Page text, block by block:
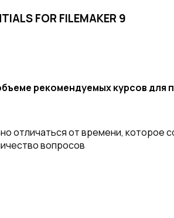
FOR FILEMAKER 9
рекомендуемых курсов для
отличаться от времени, которое
вопросов